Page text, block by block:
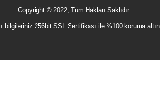
Copyright © 2022, Tüm Hakları Saklıdır.
bilgileriniz 256bit SSL Sertifikası ile %100 koruma